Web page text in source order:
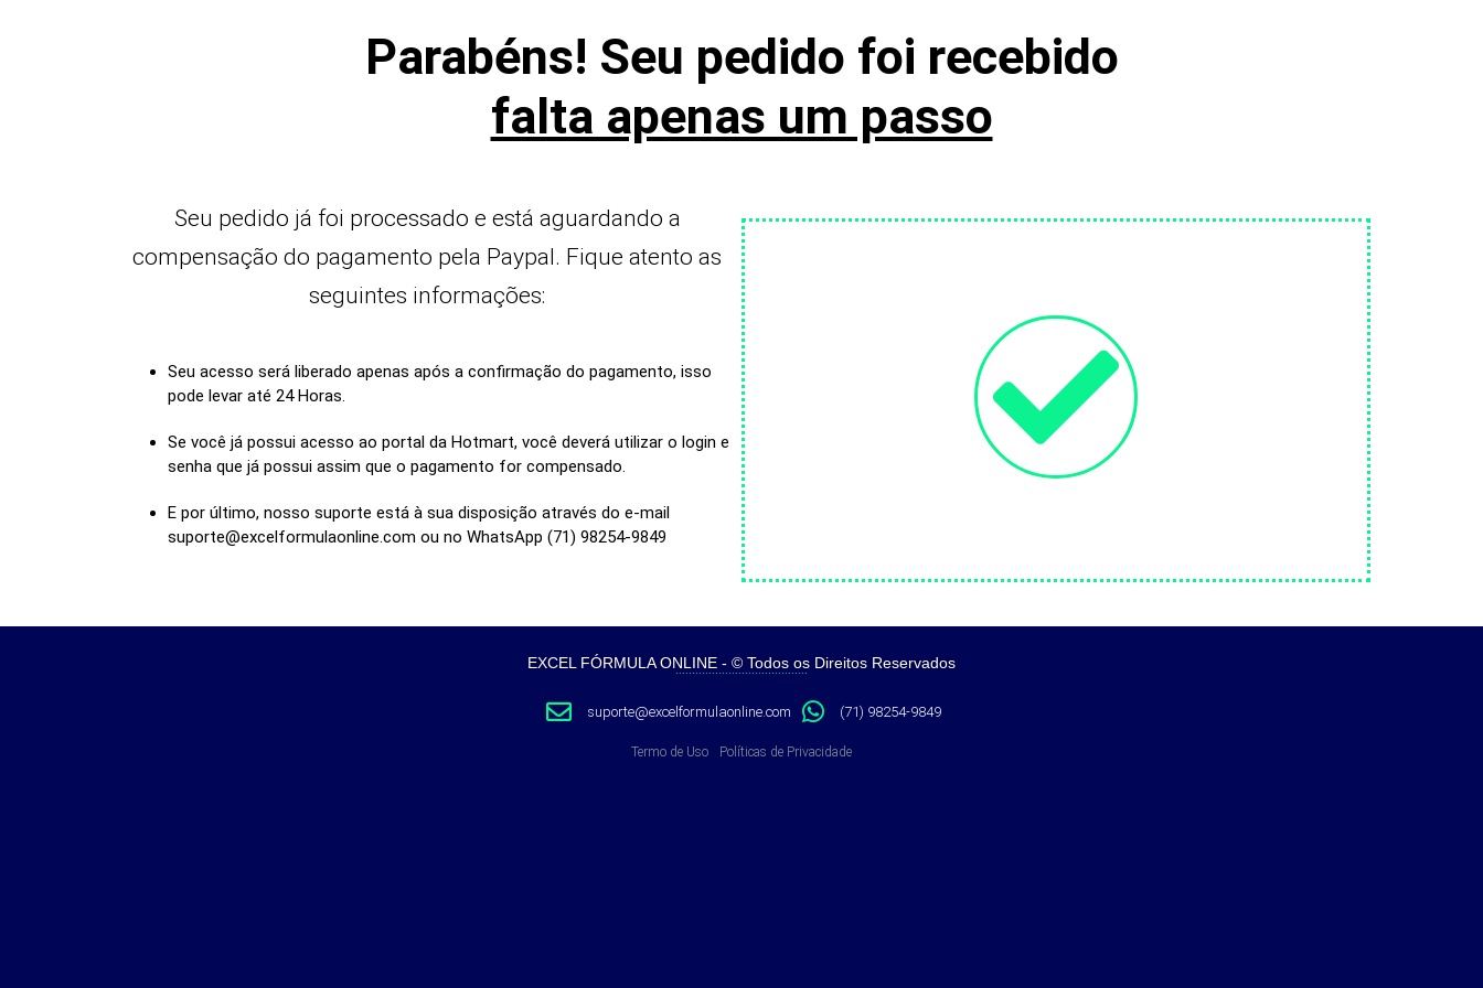
Parabéns! Seu pedido foi recebido
falta apenas um passo
Seu pedido já foi processado e está aguardando a
compensação do pagamento pela Paypal. Fique atento as
seguintes informações:
Seu acesso será liberado apenas após a confirmação do pagamento, isso
pode levar até 24 Horas.
Se você já possui acesso ao portal da Hotmart, você deverá utilizar o login e
senha que já possui assim que o pagamento for compensado.
E por último, nosso suporte está à sua disposição através do e-mail
suporte@excelformulaonline.com ou no WhatsApp (71) 98254-9849
EXCEL FÓRMULA ONLINE - © Todos os Direitos Reservados
………………………………….
suporte@excelformulaonline.com (71) 98254-9849
Termo de Uso Políticas de Privacidade